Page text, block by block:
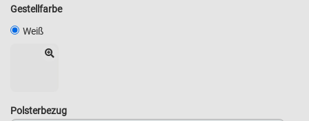
Gestellfarbe
Weiß
Polsterbezug